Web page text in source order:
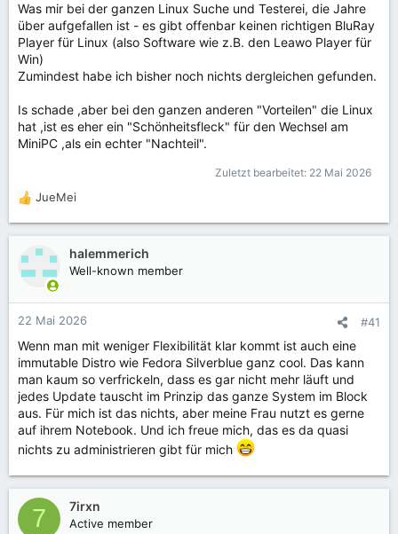
Was mir bei der ganzen Linux Suche und Testerei, die Jahre
über aufgefallen ist - es gibt offenbar keinen richtigen BluRay
Player für Linux (also Software wie z.B. den Leawo Player für
Win)
Zumindest habe ich bisher noch nichts dergleichen gefunden.
Is schade ,aber bei den ganzen anderen "Vorteilen" die Linux
hat ,ist es eher ein "Schönheitsfleck" für den Wechsel am
MiniPC ,als ein echter "Nachteil".
Zuletzt bearbeitet: 22 Mai 2026
R
e
a
o
n
n
:
JueMei
halemmerich
Well-known member
22 Mai 2026 #41
Wenn man mit weniger Flexibilität klar kommt ist auch eine
immutable Distro wie Fedora Silverblue ganz cool. Das kann
man kaum so verfrickeln, dass es gar nicht mehr läuft und
jedes Update tauscht im Prinzip das ganze System im Block
aus. Für mich ist das nichts, aber meine Frau nutzt es gerne
auf ihrem Notebook. Und ich freue mich, das es da quasi
nichts zu administrieren gibt für mich
7 7irxn
Active member